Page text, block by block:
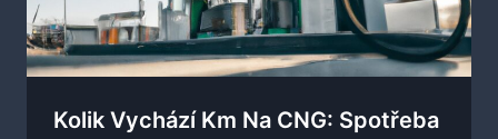
Kolik Vychází Km Na CNG: Spotřeba